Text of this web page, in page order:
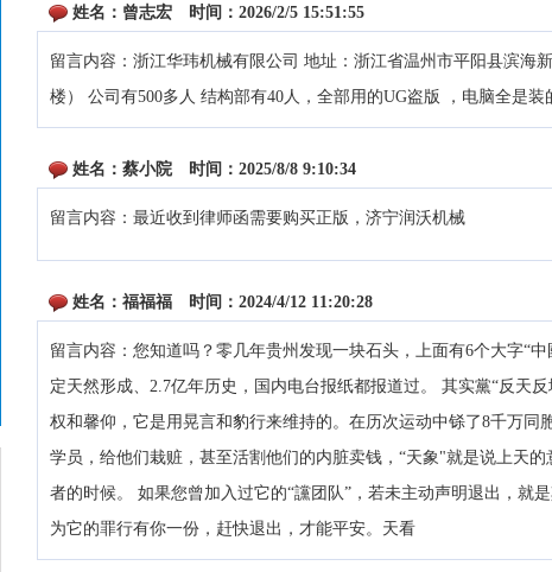
姓名： 曾志宏 时间： 2026/2/5 15:51:55
留言内容：浙江华玮机械有限公司 地址：浙江省温州市平阳县滨海
楼） 公司有500多人 结构部有40人，全部用的UG盗版 ，电脑全是装
姓名： 蔡小院 时间： 2025/8/8 9:10:34
留言内容：最近收到律师函需要购买正版，济宁润沃机械
姓名： 福福福 时间： 2024/4/12 11:20:28
留言内容：您知道吗？零几年贵州发现一块石头，上面有6个大字“
定天然形成、2.7亿年历史，国内电台报纸都报道过。 其实黨“反天反
权和馨仰，它是用晃言和豹行来维持的。在历次运动中铩了8千万同
学员，给他们栽赃，甚至活割他们的内脏卖钱，“天象"就是说上天
者的时候。 如果您曾加入过它的“讜团队”，若未主动声明退出，就
为它的罪行有你一份，赶快退出，才能平安。天看